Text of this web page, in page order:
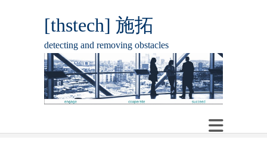
[thstech] 施拓
detecting and removing obstacles